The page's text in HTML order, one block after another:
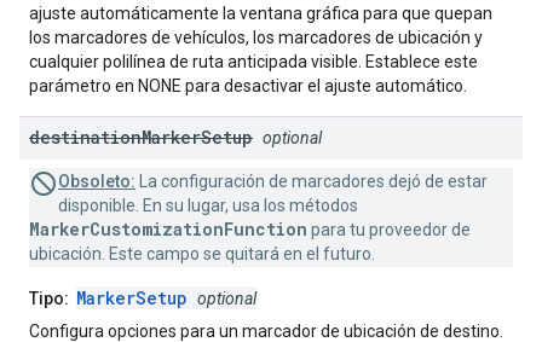
ajuste automáticamente la ventana gráfica para que quepan
los marcadores de vehículos, los marcadores de ubicación y
cualquier polilínea de ruta anticipada visible. Establece este
parámetro en NONE para desactivar el ajuste automático.
destinationMarkerSetup optional
Obsoleto: La configuración de marcadores dejó de estar
disponible. En su lugar, usa los métodos
MarkerCustomizationFunction para tu proveedor de
ubicación. Este campo se quitará en el futuro.
Tipo: MarkerSetup optional
Configura opciones para un marcador de ubicación de destino.